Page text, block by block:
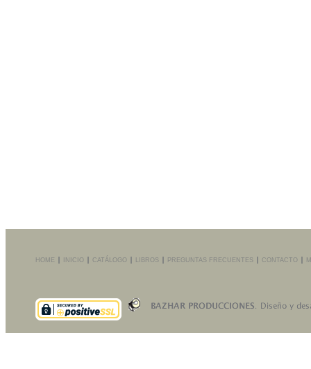
HOME INICIO CATÁLOGO LIBROS PREGUNTAS FRECUENTES CONTACTO